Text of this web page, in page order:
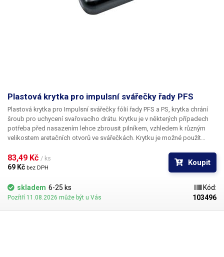
Plastová krytka pro impulsní svářečky řady PFS
Plastová krytka pro Impulsní svářečky fólií řady PFS a PS, krytka chrání
šroub pro uchycení svařovacího drátu. Krytku je v některých případech
potřeba před nasazením lehce zbrousit pilníkem, vzhledem k různým
velikostem aretačních otvorů ve svářečkách. Krytku je možné použít
PFS-400, PFS-400A, PFS-300A. Rozměry krytky: 36x17x13mm (dxšxv)
83,49 Kč / ks
69 Kč bez DPH
Koupit
skladem 6-25 ks
Pozítří 11.08.2026 může být u Vás
Kód:
103496